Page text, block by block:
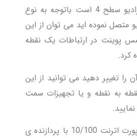
سیستم عامل این رادیو سطح 4 است باتوجه به نوع
متصل نموده اید می توان از این
پوینت در ارتباطات یک نقطه
کرد.
را تغییر دهید می توانید از این
نقطه به نقطه و یا تجهیزات سمت
metal5 دارای یک پورت اترنت 10/100 با پردازنده ی